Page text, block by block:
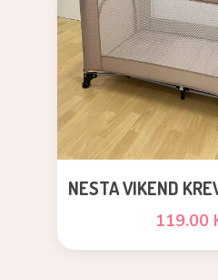
NESTA VIKEND
119.00